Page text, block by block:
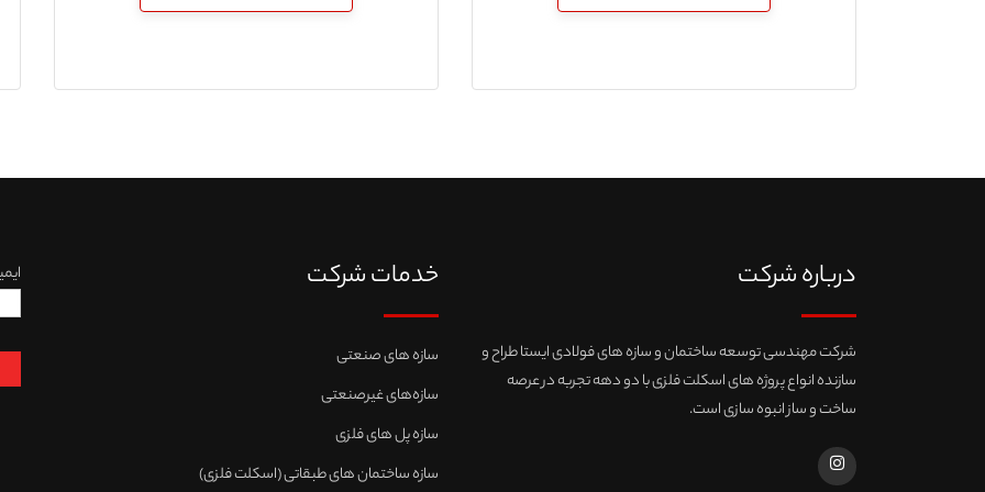
درباره شرکت
شرکت مهندسی توسعه ساختمان و سازه های فولادی ایستا طراح و
سازنده انواع پروژه های اسکلت فلزی با دو دهه تجربه در عرصه
ساخت و ساز انبوه سازی است.
خدمات شرکت
سازه های صنعتی
سازه‌های غیرصنعتی
سازه پل های فلزی
سازه ساختمان های طبقاتی (اسکلت فلزی)